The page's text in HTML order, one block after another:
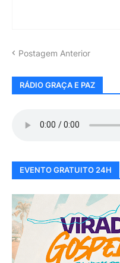
Postagem Anterior
RÁDIO GRAÇA E PAZ
EVENTO GRATUITO 24H